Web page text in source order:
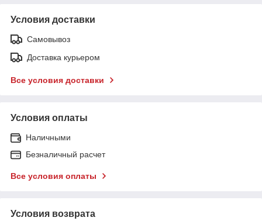
Условия доставки
Самовывоз
Доставка курьером
Все условия доставки
Условия оплаты
Наличными
Безналичный расчет
Все условия оплаты
Условия возврата